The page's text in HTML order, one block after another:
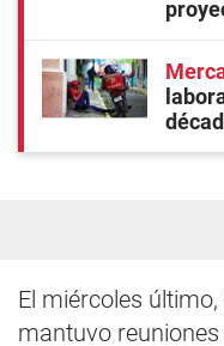
El miércoles
mantuvo reuniones